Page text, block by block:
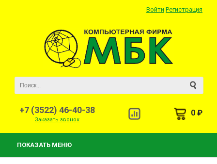
Войти Регистрация
+7 (3522) 46-40-38
Заказать звонок
0 ₽
ПОКАЗАТЬ МЕНЮ